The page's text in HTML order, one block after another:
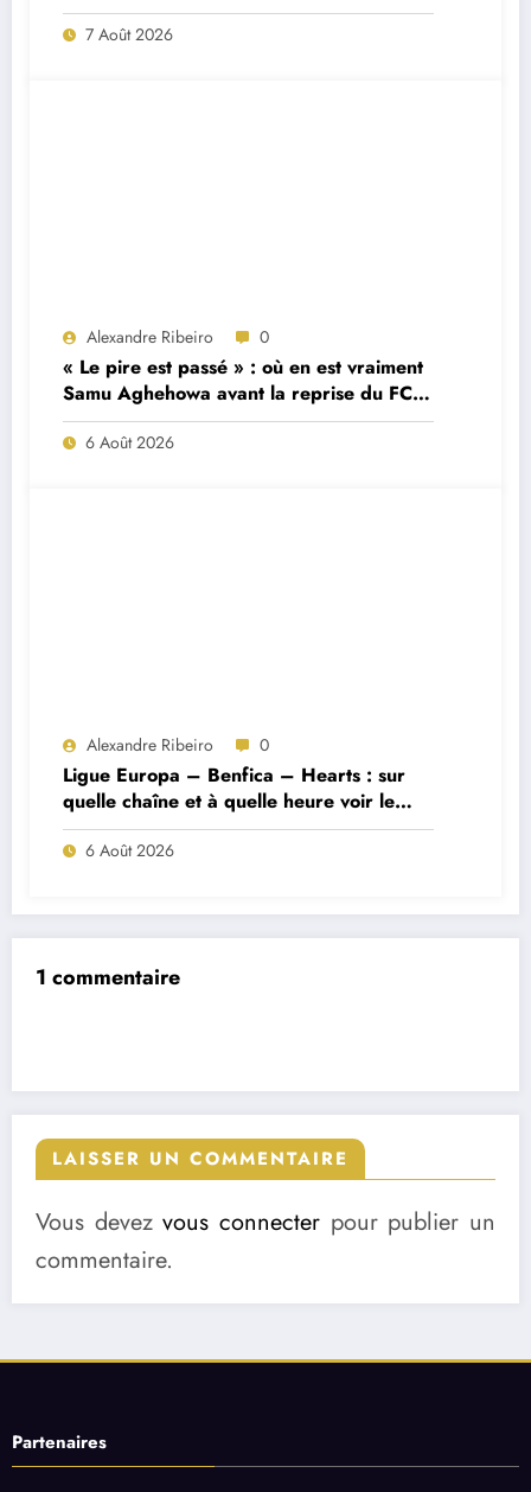
7 Août 2026
Alexandre Ribeiro 0
« Le pire est passé » : où en est vraiment
Samu Aghehowa avant la reprise du FC
Porto ?
6 Août 2026
Alexandre Ribeiro 0
Ligue Europa – Benfica – Hearts : sur
quelle chaîne et à quelle heure voir le
match ?
6 Août 2026
1 commentaire
LAISSER UN COMMENTAIRE
Vous devezvous connecter pour publier un
commentaire.
Partenaires